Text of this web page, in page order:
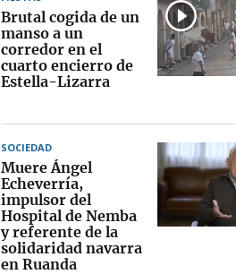
Brutal cogida de un
manso a un
corredor en el
cuarto encierro de
Estella-Lizarra
SOCIEDAD
Muere Ángel
Echeverría,
impulsor del
Hospital de Nemba
y referente de la
solidaridad navarra
en Ruanda